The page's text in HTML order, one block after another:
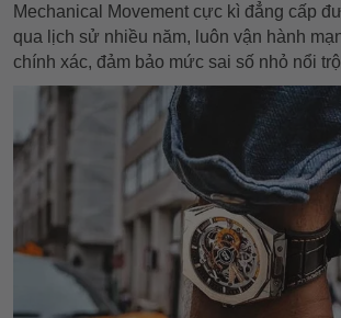
Mechanical Movement cực kì đẳng cấp
qua lịch sử nhiều năm, luôn vận hành
chính xác, đảm bảo mức sai số nhỏ nổi